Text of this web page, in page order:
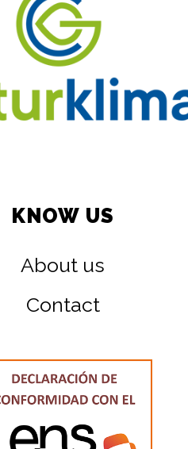
KNOW US
About us
Contact